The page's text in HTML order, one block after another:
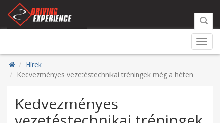
Hírek
Kedvezményes vezetéstechnikai tréningek még a héten
Kedvezményes